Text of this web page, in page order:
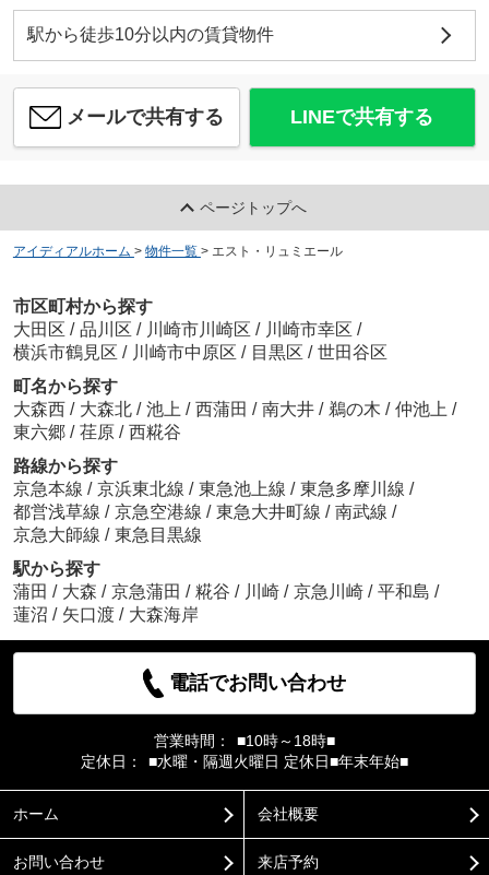
駅から徒歩10分以内の賃貸物件
メールで共有する LINEで共有する
ページトップへ
アイディアルホーム > 物件一覧 > エスト・リュミエール
市区町村から探す
大田区 / 品川区 / 川崎市川崎区 / 川崎市幸区 /
横浜市鶴見区 / 川崎市中原区 / 目黒区 / 世田谷区
町名から探す
大森西 / 大森北 / 池上 / 西蒲田 / 南大井 / 鵜の木 / 仲池上 /
東六郷 / 荏原 / 西糀谷
路線から探す
京急本線 / 京浜東北線 / 東急池上線 / 東急多摩川線 /
都営浅草線 / 京急空港線 / 東急大井町線 / 南武線 /
京急大師線 / 東急目黒線
駅から探す
蒲田 / 大森 / 京急蒲田 / 糀谷 / 川崎 / 京急川崎 / 平和島 /
蓮沼 / 矢口渡 / 大森海岸
電話でお問い合わせ
営業時間：
■10時～18時■
定休日：
■水曜・隔週火曜日 定休日■年末年始■
ホーム 会社概要
お問い合わせ 来店予約